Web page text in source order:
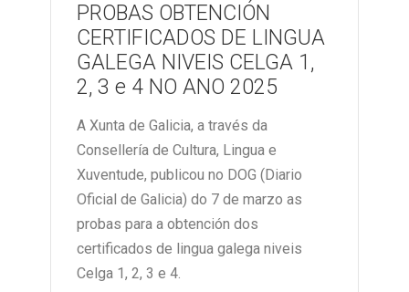
PROBAS OBTENCIÓN
CERTIFICADOS DE LINGUA
GALEGA NIVEIS CELGA 1,
2, 3 e 4 NO ANO 2025
A Xunta de Galicia, a través da
Consellería de Cultura, Lingua e
Xuventude, publicou no DOG (Diario
Oficial de Galicia) do 7 de marzo as
probas para a obtención dos
certificados de lingua galega niveis
Celga 1, 2, 3 e 4.